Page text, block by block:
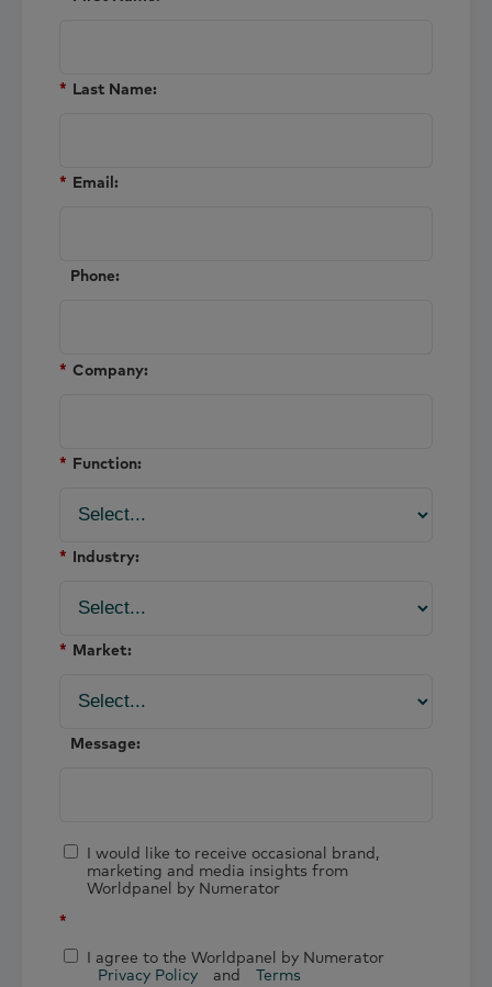
* Last Name:
* Email:
Phone:
* Company:
* Function:
* Industry:
* Market:
Message:
I would like to receive occasional brand,
marketing and media insights from
Worldpanel by Numerator
*
I agree to the Worldpanel by Numerator
Privacy Policy
and Terms